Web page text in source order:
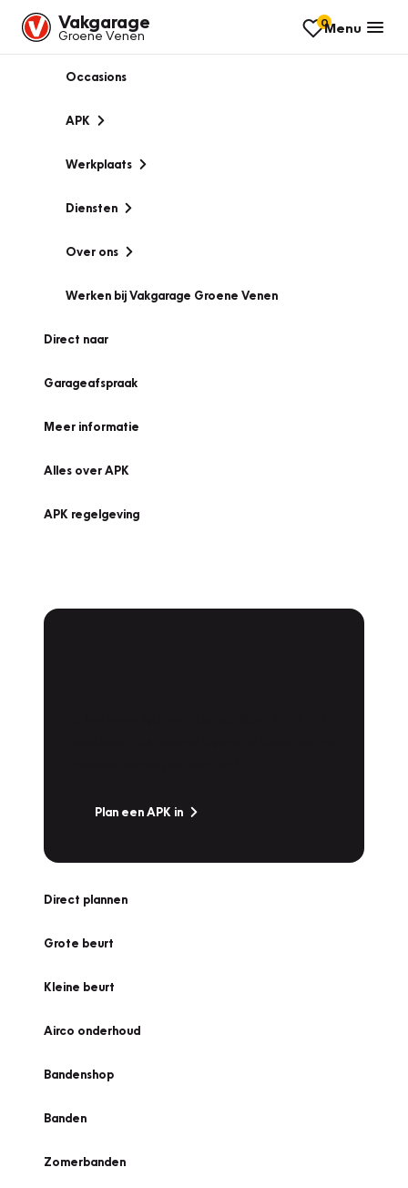
Vakgarage
Groene Venen
0Menu
Occasions
APK
Werkplaats
Diensten
Over ons
Werken bij Vakgarage Groene Venen
Direct naar
Garageafspraak
Meer informatie
Alles over APK
APK regelgeving
Plan een APK in
Direct plannen
Grote beurt
Kleine beurt
Airco onderhoud
Bandenshop
Banden
Zomerbanden